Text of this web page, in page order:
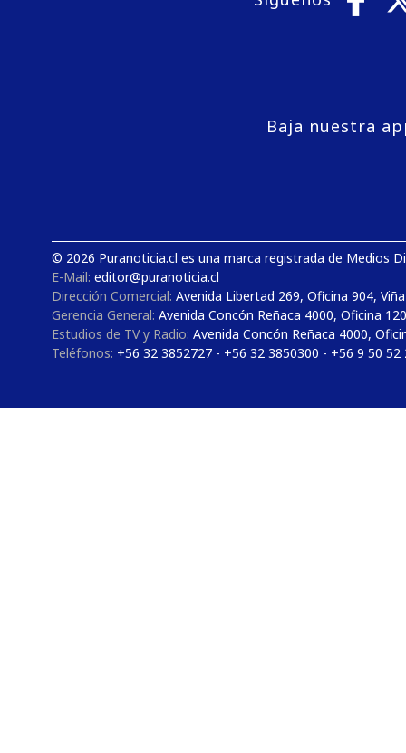
Baja nuestra
© 2026 Puranoticia.cl es una marca registrada de Medios
E-Mail: editor@puranoticia.cl
Dirección Comercial: Avenida Libertad 269, Oficina 904,
Gerencia General: Avenida Concón Reñaca 4000, Oficina
Estudios de TV y Radio: Avenida Concón Reñaca 4000,
Teléfonos: +56 32 3852727 - +56 32 3850300 - +56 9 50 52